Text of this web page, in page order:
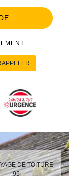
DE TOITURE
95